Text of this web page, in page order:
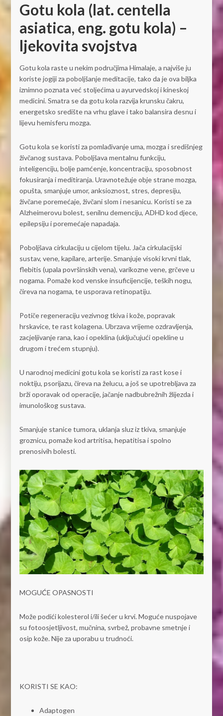
Gotu kola (lat. centella
asiatica, eng. gotu kola) –
ljekovita svojstva
Gotu kola raste u nekim područjima Himalaje, a najviše ju
koriste jogiji za poboljšanje meditacije, tako da je ova biljka
iznimno poznata već stoljećima u ayurvedskoj i kineskoj
medicini. Smatra se da gotu kola razvija krunsku čakru,
energetsko središte na vrhu glave i tako balansira desnu i
lijevu hemisferu mozga.
Gotu kola se koristi za pomlađivanje uma, mozga i središnjeg
živčanog sustava. Poboljšava mentalnu funkciju,
inteligenciju, bolje pamćenje, koncentraciju, sposobnost
fokusiranja i meditiranja. Uravnotežuje obje strane mozga,
opušta, smanjuje umor, anksioznost, stres, depresiju,
živčane poremećaje, živčani slom i nesanicu. Koristi se za
Alzheimerovu bolest, senilnu demenciju, ADHD kod djece,
epilepsiju i poremećaje napadaja.
Poboljšava cirkulaciju u cijelom tijelu. Jača cirkulacijski
sustav, vene, kapilare, arterije. Smanjuje visoki krvni tlak,
flebitis (upala površinskih vena), varikozne vene, grčeve u
nogama. Pomaže kod venske insuficijencije, teških nogu,
čireva na nogama, te usporava retinopatiju.
Potiče regeneraciju vezivnog tkiva i kože, popravak
hrskavice, te rast kolagena. Ubrzava vrijeme ozdravljenja,
zacjeljivanje rana, kao i opeklina (uključujući opekline u
drugom i trećem stupnju).
U narodnoj medicini gotu kola se koristi za rast kose i
noktiju, psorijazu, čireva na želucu, a još se upotrebljava za
brži oporavak od operacije, jačanje nadbubrežnih žlijezda i
imunološkog sustava.
Smanjuje stanice tumora, uklanja sluz iz tkiva, smanjuje
groznicu, pomaže kod artritisa, hepatitisa i spolno
prenosivih bolesti.
MOGUĆE OPASNOSTI
Može podići kolesterol i/ili šećer u krvi. Moguće nuspojave
su fotoosjetljivost, mučnina, svrbež, probavne smetnje i
osip kože. Nije za uporabu u trudnoći.
KORISTI SE KAO:
Adaptogen